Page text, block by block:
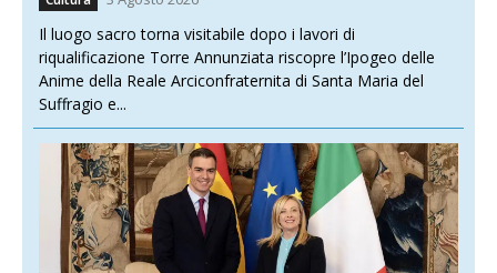
Il luogo sacro torna visitabile dopo i lavori di
riqualificazione Torre Annunziata riscopre l’Ipogeo delle
Anime della Reale Arciconfraternita di Santa Maria del
Suffragio e...